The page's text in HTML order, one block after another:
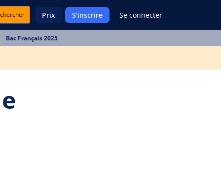
Prix S'inscrire Se connecter
Bac Français 2025